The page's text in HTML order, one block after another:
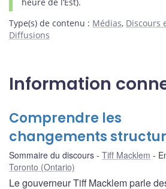
Type(s) de contenu : Médias, Discours
Diffusions
Information
Comprendre les
changements
Sommaire du discours Tiff Macklem
Toronto (Ontario)
Le gouverneur Tiff Macklem parle